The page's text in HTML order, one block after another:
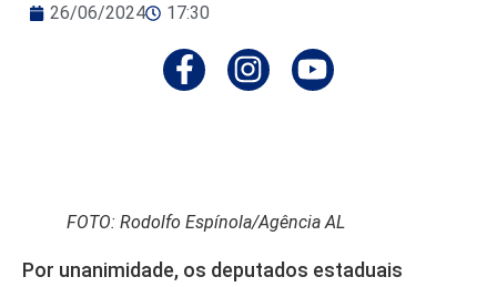
26/06/2024 17:30
FOTO: Rodolfo Espínola/Agência AL
Por unanimidade, os deputados estaduais